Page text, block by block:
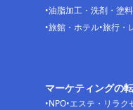
油脂加工・洗剤・塗料
旅館・ホテル 旅行・
マーケティングの
NPO エステ・リラク